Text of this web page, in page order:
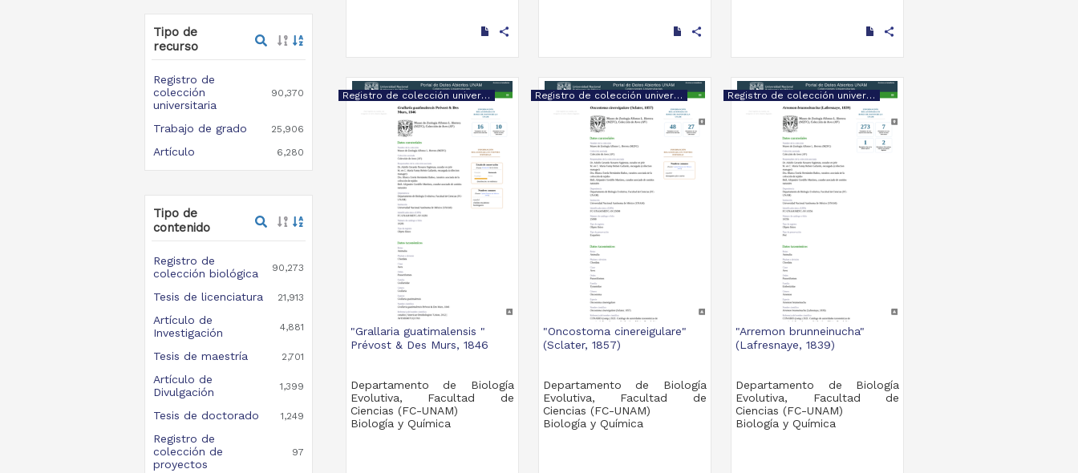
Tipo de
recurso
Registro de
colección
universitaria
90,370
Trabajo de grado 25,906
Artículo 6,280
Tipo de
contenido
Registro de
colección biológica
90,273
Tesis de licenciatura 21,913
Artículo de
Investigación
4,881
Tesis de maestría 2,701
Artículo de
Divulgación
1,399
Tesis de doctorado 1,249
Registro de
colección de
proyectos
97
share share share
Registro de colección universitaria
"Grallaria guatimalensis "
Prévost & Des Murs, 1846
Departamento de Biología
Evolutiva, Facultad de
Ciencias (FC-UNAM)
Biología y Química
Registro de colección universitaria
"Oncostoma cinereigulare"
(Sclater, 1857)
Departamento de Biología
Evolutiva, Facultad de
Ciencias (FC-UNAM)
Biología y Química
Registro de colección universitaria
"Arremon brunneinucha"
(Lafresnaye, 1839)
Departamento de Biología
Evolutiva, Facultad de
Ciencias (FC-UNAM)
Biología y Química